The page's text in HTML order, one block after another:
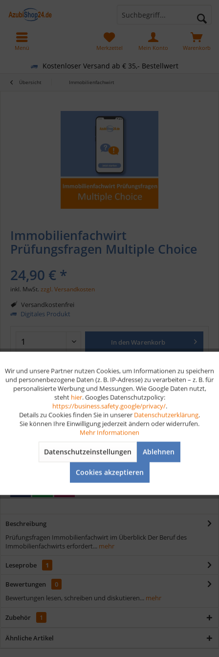
Kostenloser Versand ab € 35,- Bestellwert
Warenkorb
Merkzettel Mein Konto
Menü
Übersicht Immobilienfachwirt
Immobilienfachwirt
Prüfungsfragen Multiple Choice
24,90 € *
inkl. MwSt. zzgl. Versandkosten
Versandkostenfrei
Digitales Produkt
In den Warenkorb
Merken
Artikel-Nr.: D141MC
Vorteile
Kostenloser Versand ab € 35,- Bestellwert
Schnelle Lieferung
Verschiedene Zahlungsmöglichkeiten
Beschreibung
Prüfungsfragen Immobilienfachwirt im Überblick Der Beruf des
Immobilienfachwirts erfordert... mehr
Leseprobe 1
Bewertungen
0
Bewertungen lesen, schreiben und diskutieren... mehr
Zubehör 1
Ähnliche Artikel
Funktionale Aktiv
Aktiv
Aktiv
Wir und unsere Partner nutzen Cookies, um Informationen zu speichern
und personenbezogene Daten (z. B. IP-Adresse) zu verarbeiten – z. B. für
personalisierte Werbung und Messungen. Wie Google Daten nutzt,
steht hier. Googles Datenschutzpolicy:
https://business.safety.google/privacy/.
Details zu Cookies finden Sie in unserer Datenschutzerklärung.
Sie können Ihre Einwilligung jederzeit ändern oder widerrufen.
Mehr Informationen
Datenschutzeinstellungen Ablehnen
Cookies akzeptieren